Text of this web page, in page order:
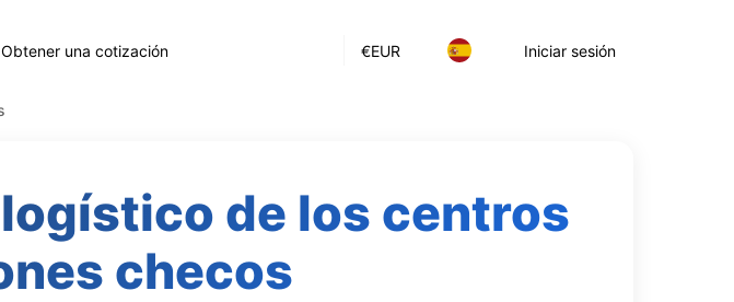
€EUR Iniciar sesión
Obtener una cotización
de los centros
checos